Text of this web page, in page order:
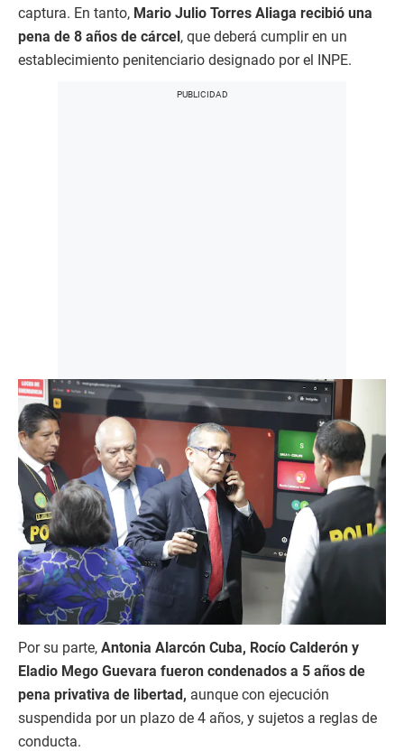
captura. En tanto, Mario Julio Torres Aliaga recibió una
pena de 8 años de cárcel , que deberá cumplir en un
establecimiento penitenciario designado por el INPE.
Por su parte, Antonia Alarcón Cuba, Rocío Calderón y
Eladio Mego Guevara fueron condenados a 5 años de
pena privativa de libertad, aunque con ejecución
suspendida por un plazo de 4 años, y sujetos a reglas de
conducta.